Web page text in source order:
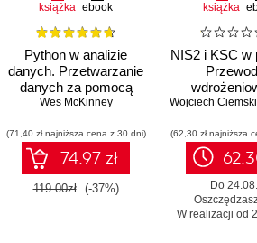
książka ebook
Python w analizie
danych. Przetwarzanie
danych za pomocą
pakietów pandas i
środowiska Jupyter.
Wydanie III
Wes McKinney
(71,40 zł najniższa cena z 30 dni)
74.97 zł
119.00zł (-37%)
książka
NIS2 i KSC w
Wojciech Ciemski
(62,30 zł najniższa
Do
W realizacji od